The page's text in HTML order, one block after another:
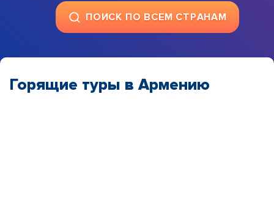
ПОИСК ПО ВСЕМ СТРАНАМ
Горящие туры в Армению